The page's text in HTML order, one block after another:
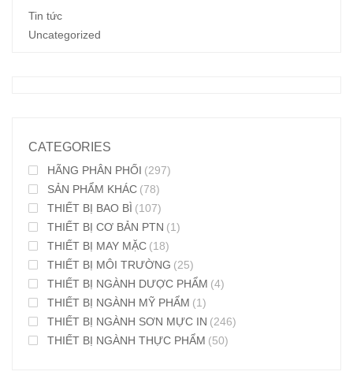
Tin tức
Uncategorized
CATEGORIES
HÃNG PHÂN PHỐI (297)
SẢN PHẨM KHÁC (78)
THIẾT BỊ BAO BÌ (107)
THIẾT BỊ CƠ BẢN PTN (1)
THIẾT BỊ MAY MẶC (18)
THIẾT BỊ MÔI TRƯỜNG (25)
THIẾT BỊ NGÀNH DƯỢC PHẨM (4)
THIẾT BỊ NGÀNH MỸ PHẨM (1)
THIẾT BỊ NGÀNH SƠN MỰC IN (246)
THIẾT BỊ NGÀNH THỰC PHẨM (50)